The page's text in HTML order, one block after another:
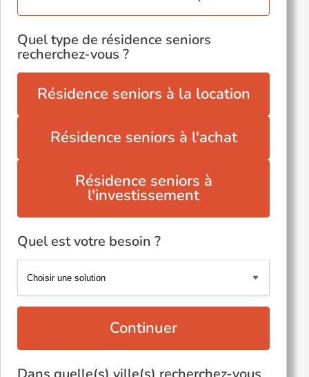
Quel type de résidence seniors
recherchez-vous ?
Résidence seniors à la location
Résidence seniors à l'achat
Résidence seniors à
l'investissement
Quel est votre besoin ?
Continuer